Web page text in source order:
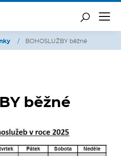
/ BOHOSLUŽBY běžné
běžné